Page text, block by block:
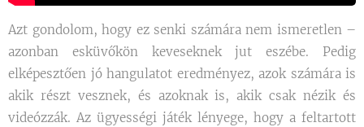
Azt gondolom, hogy ez senki számára nem ismeretlen –
azonban esküvőkön keveseknek jut eszébe. Pedig
elképesztően jó hangulatot eredményez, azok számára is
akik részt vesznek, és azoknak is, akik csak nézik és
videózzák. Az ügyességi játék lényege, hogy a feltartott